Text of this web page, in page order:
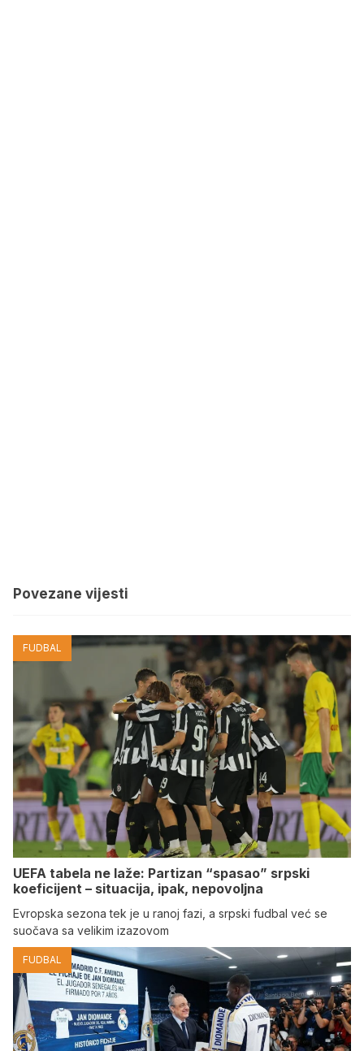
Povezane vijesti
FUDBAL
UEFA tabela ne laže: Partizan “spasao” srpski
koeficijent – situacija, ipak, nepovoljna
Evropska sezona tek je u ranoj fazi, a srpski fudbal već se
suočava sa velikim izazovom
FUDBAL